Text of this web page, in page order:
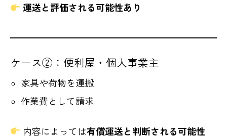
運送と評価される可能性あり
ケース②：便利屋・個人事業主
家具や荷物を運搬
作業費として請求
内容によっては有償運送と判断される可能性